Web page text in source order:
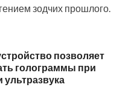
зодчих прошлого.
позволяет
голограммы при